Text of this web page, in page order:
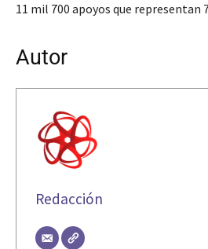
11 mil 700 apoyos que representan
Autor
Redacción